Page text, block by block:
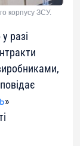
корпусу ЗСУ.
разі
»